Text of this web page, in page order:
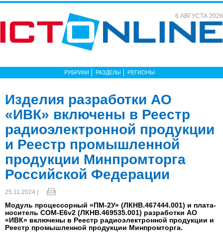
6 АВГУСТА 2026
РУБРИКИ РАЗДЕЛЫ РЕГИОНЫ
Изделия разработки АО
«ИВК» включены в Реестр
радиоэлектронной продукции
и Реестр промышленной
продукции Минпромторга
Российской Федерации
25.11.2024 |
Модуль процессорный «ПМ-2У» (ЛКНВ.467444.001) и плата-
носитель COM-E6v2 (ЛКНВ.469535.001) разработки АО
«ИВК» включены в Реестр радиоэлектронной продукции и
Реестр промышленной продукции Минпромторга.